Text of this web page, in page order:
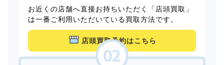
お近くの店舗へ直接お持ちいただく「店頭買取」
は一番ご利用いただいている買取方法です。
店頭買取予約はこちら